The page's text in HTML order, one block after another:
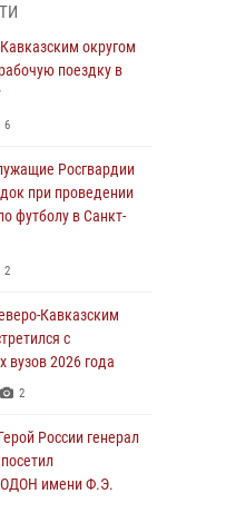
с
генерал-
поздравил
ведомства с
первая
войск
1
поддержке
связанная с
(видео)
округом
поездку в
6
Росгвардии
при проведении
футболу в Санкт-
2
Кавказским
с
вузов 2026 года
2
России генерал
ОДОН имени Ф.Э.